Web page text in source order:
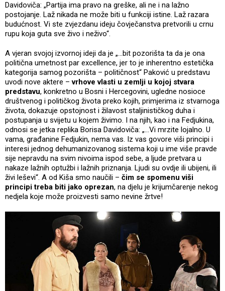
Davidoviča: „Partija ima pravo na greške, ali ne i na lažno
postojanje. Laž nikada ne može biti u funkciji istine. Laž razara
budućnost. Vi ste zvjezdanu ideju čovječanstva pretvorili u crnu
rupu koja guta sve živo i neživo“.
A vjeran svojoj izvornoj ideji da je „…bit pozorišta ta da je ona
politična umetnost par excellence, jer to je inherentno estetička
kategorija samog pozorišta – političnost“ Paković u predstavu
uvodi nove aktere –vrhove vlasti u zemlji u kojoj stvara
predstavu, konkretno u Bosni i Hercegovini, ugledne nosioce
društvenog i političkog života preko kojih, primjerima iz stvarnoga
života, dokazuje opstojnost i žilavost staljinističkog duha i
postupanja u svijetu u kojem živimo. I na njih, kao i na Fedjukina,
odnosi se jetka replika Borisa Davidoviča: „…Vi mrzite lojalno. U
vama, građanine Fedjukin, nema vas. Iz vas govore viši principi i
interesi jednog dehumanizovanog sistema koji u ime više pravde
sije nepravdu na svim nivoima ispod sebe, a ljude pretvara u
nakaze lažnih optužbi i lažnih priznanja. Ljudi su ovdje ili ubijeni, ili
živi leševi“. A od Kiša smo naučili – čim se spomenu viši
principi treba biti jako oprezan, na djelu je krijumčarenje nekog
nedjela koje može proizvesti samo nevine žrtve!